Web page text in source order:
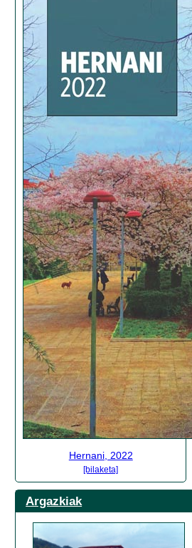
Hernani, 2022
[bilaketa]
Argazkiak